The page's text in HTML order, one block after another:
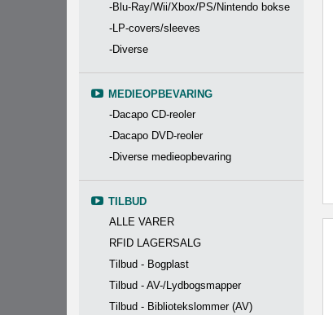
-Blu-Ray/Wii/Xbox/PS/Nintendo bokse
-LP-covers/sleeves
-Diverse
MEDIEOPBEVARING
-Dacapo CD-reoler
-Dacapo DVD-reoler
-Diverse medieopbevaring
TILBUD
ALLE VARER
RFID LAGERSALG
Tilbud - Bogplast
Tilbud - AV-/Lydbogsmapper
Tilbud - Bibliotekslommer (AV)